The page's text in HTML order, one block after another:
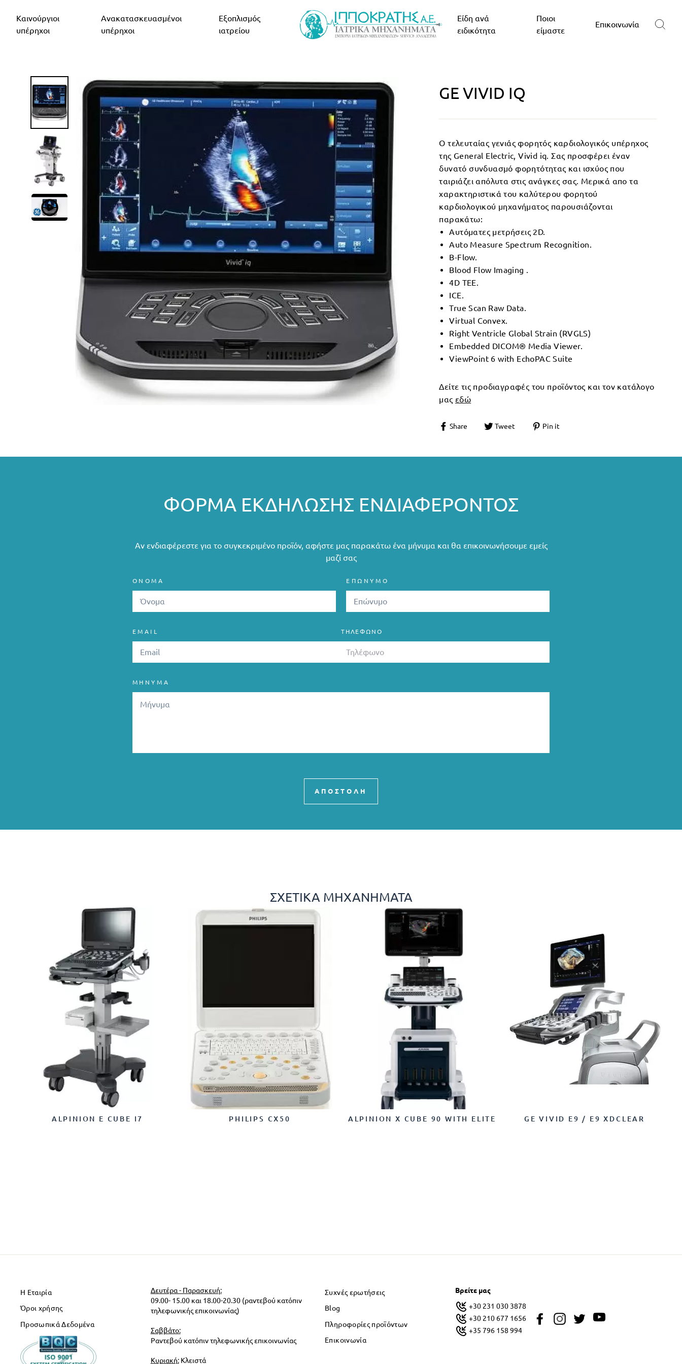
Καινούργιοι
υπέρηχοι
Ανακατασκευασμένοι
υπέρηχοι
Εξοπλισμός
ιατρείου
Είδη ανά
ειδικότητα
Ποιοι
είμαστε
Επικοινωνία
GE VIVID IQ
Ο τελευταίας γενιάς φορητός καρδιολογικός υπέρηχος
της General Electric, Vivid iq. Σας προσφέρει έναν
δυνατό συνδυασμό φορητότητας και ισχύος που
ταιριάζει απόλυτα στις ανάγκες σας. Μερικά απο τα
χαρακτηριστικά του καλύτερου φορητού
καρδιολογικού μηχανήματος παρουσιάζονται
παρακάτω:
Αυτόματες μετρήσεις 2D.
Auto Measure Spectrum Recognition.
B-Flow.
Blood Flow Imaging .
4D TEE.
ICE.
True Scan Raw Data.
Virtual Convex.
Right Ventricle Global Strain (RVGLS)
Embedded DICOM® Media Viewer.
ViewPoint 6 with EchoPAC Suite
Δείτε τις προδιαγραφές του προϊόντος και τον κατάλογο
μας εδώ
Share Tweet Pin it
ΦΌΡΜΑ ΕΚΔΉΛΩΣΗΣ ΕΝΔΙΑΦΈΡΟΝΤΟΣ
Αν ενδιαφέρεστε για το συγκεκριμένο προϊόν, αφήστε μας παρακάτω ένα μήνυμα και θα επικοινωνήσουμε εμείς
μαζί σας
ΟΝΟΜΑ ΕΠΩΝΥΜΟ
EMAIL ΤΗΛΈΦΩΝΟ
ΜΗΝΥΜΑ
ΑΠΟΣΤΟΛΗ
ΣΧΕΤΙΚΆ ΜΗΧΑΝΉΜΑΤΑ
ALPINION E CUBE I7 PHILIPS CX50 ALPINION X CUBE 90 WITH ELITE GE VIVID E9 / E9 XDCLEAR
Η Εταιρία
Όροι χρήσης
Προσωπικά Δεδομένα
Δευτέρα - Παρασκευή:
09.00- 15.00 και 18.00-20.30 (ραντεβού κατόπιν
τηλεφωνικής επικοινωνίας)
Σαββάτο:
Ραντεβού κατόπιν τηλεφωνικής επικοινωνίας
Κυριακή:Κλειστά
Συχνές ερωτήσεις
Blog
Πληροφορίες προϊόντων
Επικοινωνία
Βρείτε μας
+30 231 030 3878
+30 210 677 1656
+35 796 158 994